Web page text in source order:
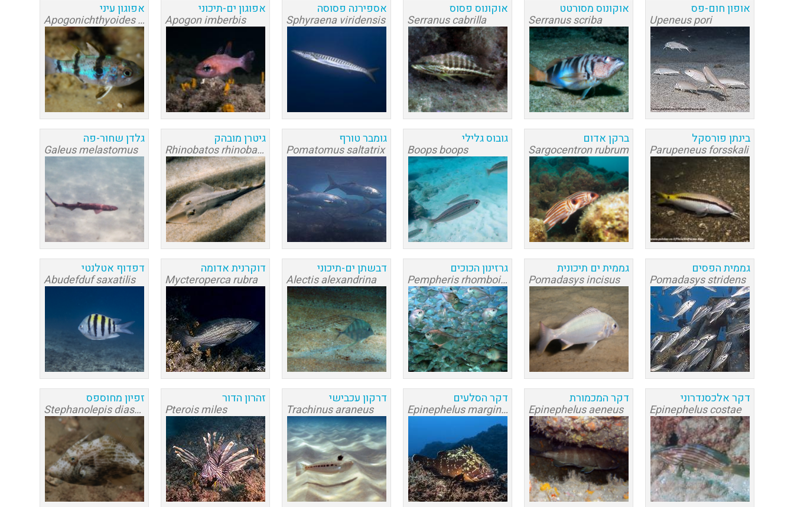
אופון חום-פס
Upeneus pori
אוקונוס מסורטט
Serranus scriba
אוקונוס פסוס
Serranus cabrilla
אספירנה פסוסה
Sphyraena viridensis
אפוגון ים-תיכוני
Apogon imberbis
אפוגון עיני
Apogonichthyoides pharaonis
בינתן פורסקל
Parupeneus forsskali
ברקן אדום
Sargocentron rubrum
גובוס גלילי
Boops boops
גומבר טורף
Pomatomus saltatrix
גיטרן מובהק
Rhinobatos rhinobatos
גלדן שחור-פה
Galeus melastomus
גממית הפסים
Pomadasys stridens
גממית ים תיכונית
Pomadasys incisus
גרזינון הכוכים
Pempheris rhomboidea
דבשתן ים-תיכוני
Alectis alexandrina
דוקרנית אדומה
Mycteroperca rubra
דפדוף אטלנטי
Abudefduf saxatilis
דקר אלכסנדרוני
Epinephelus costae
דקר המכמורת
Epinephelus aeneus
דקר הסלעים
Epinephelus marginatus
דרקון עכבישי
Trachinus araneus
זהרון הדור
Pterois miles
זפיון מחוספס
Stephanolepis diaspros